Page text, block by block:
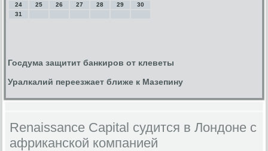
24
25 26 27 28 29
30
31
Госдума защитит банкиров от клеветы
Уралкалий переезжает ближе к Мазепину
Renaissance Capital судится в Лондоне с
африканской компанией